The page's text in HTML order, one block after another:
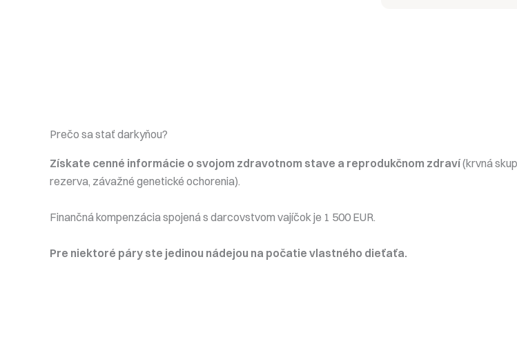
Prečo sa stať darkyňou?
Získate cenné informácie o svojom zdravotnom stave a reprodukčnom zdraví(krvná
rezerva, závažné genetické ochorenia).
Finančná kompenzácia spojená s darcovstvom vajíčok je 1 500 EUR.
Pre niektoré páry ste jedinou nádejou na počatie vlastného dieťaťa.